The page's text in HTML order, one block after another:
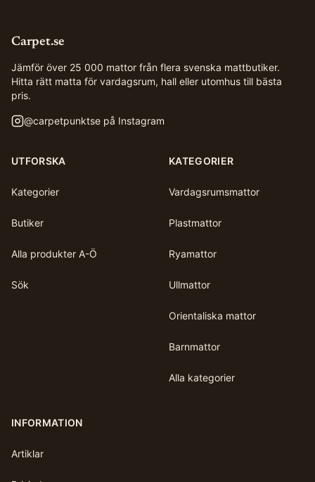
Carpet.se
Jämför över 25 000 mattor från flera svenska mattbutiker.
Hitta rätt matta för vardagsrum, hall eller utomhus till bästa
pris.
@carpetpunktse på Instagram
UTFORSKA
Kategorier
Butiker
Alla produkter A-Ö
Sök
KATEGORIER
Vardagsrumsmattor
Plastmattor
Ryamattor
Ullmattor
Orientaliska mattor
Barnmattor
Alla kategorier
INFORMATION
Artiklar